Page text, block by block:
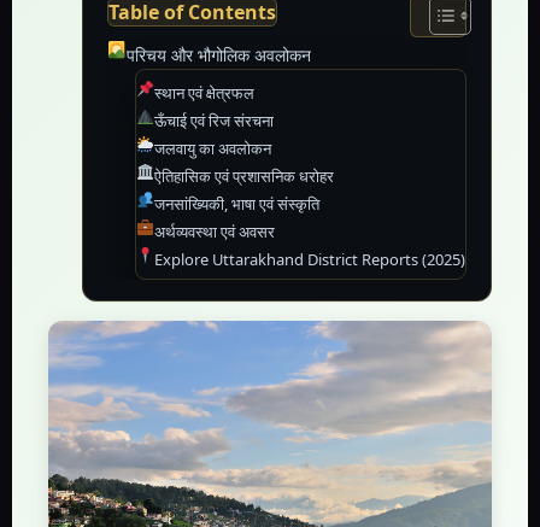
Table of Contents
परिचय और भौगोलिक अवलोकन
स्थान एवं क्षेत्रफल
ऊँचाई एवं रिज संरचना
जलवायु का अवलोकन
ऐतिहासिक एवं प्रशासनिक धरोहर
जनसांख्यिकी, भाषा एवं संस्कृति
अर्थव्यवस्था एवं अवसर
Explore Uttarakhand District Reports (2025)